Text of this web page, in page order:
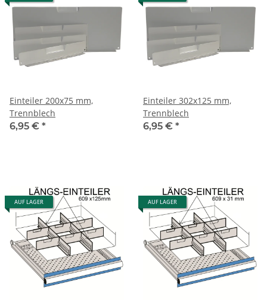
Einteiler 200x75 mm,
Trennblech
6,95 € *
Einteiler 302x125 mm,
Trennblech
6,95 € *
AUF LAGER AUF LAGER